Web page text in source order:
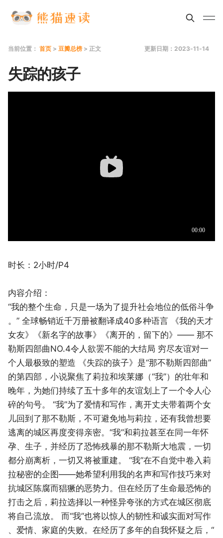
当前位置： 首页 > 豆瓣总榜 > 正文 更新日期：2023-11-14
失踪的孩子
时长：2小时/P4
内容介绍：
“我的整个生命，只是一场为了提升社会地位的低俗斗争
。” 全球畅销近千万册被翻译成40多种语言 《我的天才
女友》《新名字的故事》《离开的，留下的》—— 那不
勒斯四部曲NO.4令人欲罢不能的大结局 穷尽友谊对一
个人最极致的塑造 《失踪的孩子》是“那不勒斯四部曲”
的第四部，小说聚焦了莉拉和埃莱娜（“我”）的壮年和
晚年，为她们持续了五十多年的友谊划上了一个令人心
碎的句号。 “我”为了爱情和写作，离开丈夫带着两个女
儿回到了那不勒斯，不可避免地与莉拉，还有我曾想要
逃离的城区再度变得亲密。“我”和莉拉甚至在同一年怀
孕、生子，并经历了恐怖残暴的那不勒斯大地震，一切
都分崩离析，一切又将被重建。 “我”在不自觉中卷入莉
拉秘密的企图——她希望利用我的名声和写作技巧来对
抗城区陈腐而猖獗的恶势力。但在经历了生命最恐怖的
打击之后，莉拉选择以一种怪异夸张的方式在城区彻底
将自己流放。 而“我”也将以惊人的韧性和诚实面对写作
、爱情、家庭的失败。在经历了多年的自我怀疑之后，“